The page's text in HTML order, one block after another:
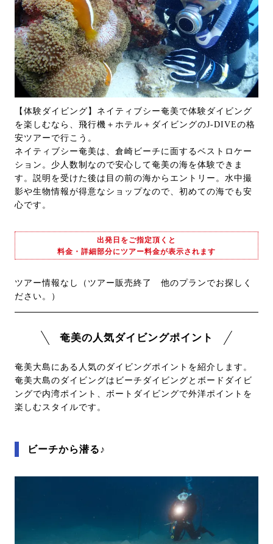
【体験ダイビング】ネイティブシー奄美で体験ダイビング
を楽しむなら、飛行機＋ホテル＋ダイビングのJ-DIVEの格
安ツアーで行こう。
ネイティブシー奄美は、倉崎ビーチに面するベストロケー
ション。少人数制なので安心して奄美の海を体験できま
す。説明を受けた後は目の前の海からエントリー。水中撮
影や生物情報が得意なショップなので、初めての海でも安
心です。
出発日をご指定頂くと
料金・詳細部分にツアー料金が表示されます
ツアー情報なし（ツアー販売終了 他のプランでお探しく
ださい。）
奄美の人気ダイビングポイント
奄美大島にある人気のダイビングポイントを紹介します。
奄美大島のダイビングはビーチダイビングとボードダイビ
ングで内湾ポイント、ボートダイビングで外洋ポイントを
楽しむスタイルです。
ビーチから潜る♪